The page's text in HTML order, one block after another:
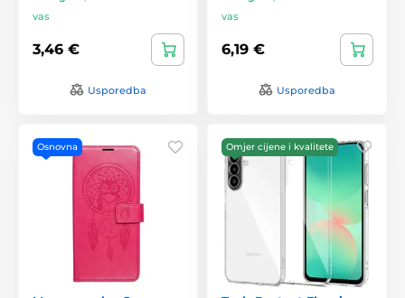
vas
3,46 €
Usporedba
vas
6,19 €
Usporedba
Osnovna Omjer cijene i kvalitete